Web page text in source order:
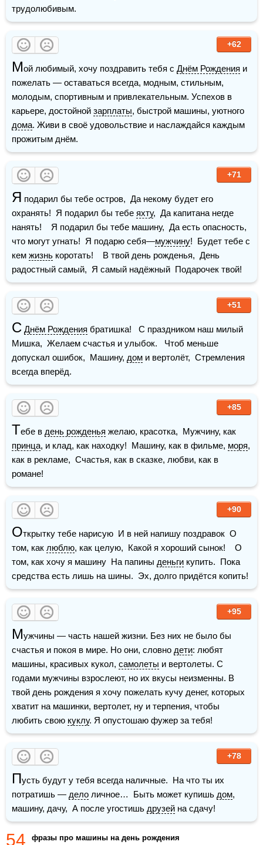
трудолюбивым.
+62
Мой любимый, хочу поздравить тебя с Днём Рождения и
пожелать — оставаться всегда, модным, стильным,
молодым, спортивным и привлекательным. Успехов в
карьере, достойной зарплаты
дома. Живи в своё удовольствие и наслаждайся каждым
прожитым днём.
+71
Я подарил бы тебе остров,  Да некому будет его
охранять!  Я подарил бы тебе яхту,  Да капитана негде
нанять!    Я подарил бы тебе машину,  Да есть опасность,
что могут угнать!  Я подарю себя—мужчину!  Будет тебе с
кем жизнь коротать!    В твой день рожденья,  День
радостный самый,  Я самый надёжный  Подарочек твой!
+51
С Днём Рождения братишка!   С праздником наш милый
Мишка,  Желаем счастья и улыбок.   Чтоб меньше
допускал ошибок,  Машину, дом и вертолёт,  Стремления
всегда вперёд.
+85
Тебе в день рожденья
принца, и клад, как находку!  Машину, как в фильме, моря,
как в рекламе,  Счастья, как в сказке, любви, как в
романе!
+90
Открытку тебе нарисую  И в ней напишу поздравок  О
том, как люблю, как целую,  Какой я хороший сынок!    О
том, как хочу я машину  На папины деньги купить.  Пока
+95
Мужчины — часть нашей жизни. Без них не было бы
счастья и покоя в мире. Но они, словно дети: любят
машины, красивых кукол, самолеты и вертолеты. С
годами мужчины взрослеют, но их вкусы неизменны. В
твой день рождения я хочу пожелать кучу денег, которых
хватит на машинки, вертолет, ну и терпения, чтобы
любить свою куклу. Я опустошаю фужер за тебя!
+78
Пусть будут у тебя всегда наличные.  На что ты их
потратишь — дело личное…  Быть может купишь дом,
машину, дачу,  А после угостишь друзей на сдачу!
54 фразы про машины на день рождения